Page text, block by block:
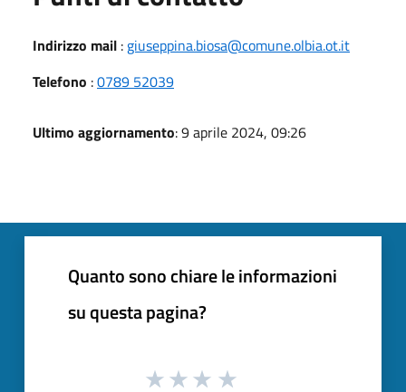
Indirizzo mail : giuseppina.biosa@comune.olbia.ot.it
Telefono :0789 52039
Ultimo aggiornamento: 9 aprile 2024, 09:26
Quanto sono chiare le informazioni
su questa pagina?